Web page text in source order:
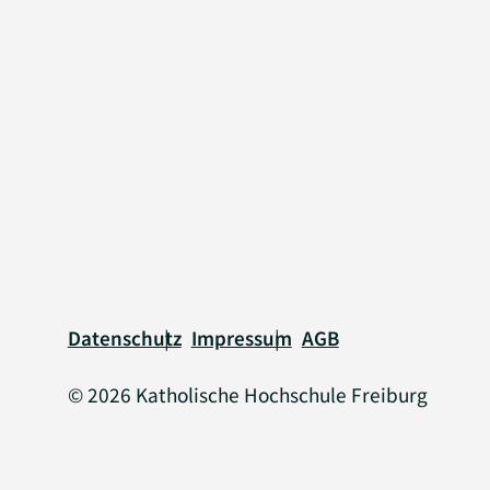
Rechtliche Informationen
Datenschutz Impressum AGB
© 2026 Katholische Hochschule Freiburg